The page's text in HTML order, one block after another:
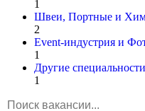
1
Швеи, Портные и
2
Event-индустрия и
1
Другие специальности
1